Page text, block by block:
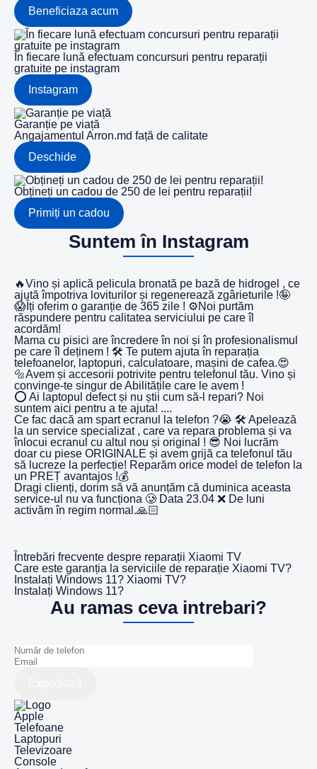
Beneficiaza acum
În fiecare lună efectuam concursuri pentru reparații
gratuite pe instagram
Instagram
Garanție pe viață
Angajamentul Arron.md față de calitate
Deschide
Obțineți un cadou de 250 de lei pentru reparații!
Primiți un cadou
Suntem în Instagram
🔥Vino și aplică pelicula bronată pe bază de hidrogel , ce
ajută împotriva loviturilor și regenerează zgârieturile !🤪
😱Îți oferim o garanție de 365 zile ! ⚙️Noi purtăm
răspundere pentru calitatea serviciului pe care îl
acordăm!
Mama cu pisici are încredere în noi și în profesionalismul
pe care îl deținem ! 🛠️ Te putem ajuta în reparația
telefoanelor, laptopuri, calculatoare, mașini de cafea.😍
🔩Avem și accesorii potrivite pentru telefonul tău. Vino și
convinge-te singur de Abilitățile care le avem !
⭕️ Ai laptopul defect și nu știi cum să-l repari? Noi
suntem aici pentru a te ajuta! ....
Ce fac dacă am spart ecranul la telefon ?😭 🛠️ Apelează
la un service specializat , care va repara problema și va
înlocui ecranul cu altul nou și original ! 😎 Noi lucrăm
doar cu piese ORIGINALE și avem grijă ca telefonul tău
să lucreze la perfecție! Reparăm orice model de telefon la
un PREȚ avantajos !💰
Dragi clienți, dorim să vă anunțăm că duminica aceasta
service-ul nu va funcționa 🥲 Data 23.04 ❌ De luni
activăm în regim normal.🙏🏻
Întrebări frecvente despre reparații Xiaomi TV
Care este garanția la serviciile de reparație Xiaomi TV?
Instalați Windows 11? Xiaomi TV?
Instalați Windows 11?
Au ramas ceva intrebari?
Apple
Telefoane
Laptopuri
Televizoare
Console